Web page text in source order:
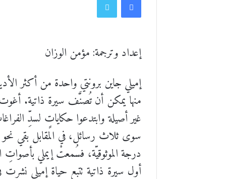
إعداد وترجمة: مؤمن الوزان
إميلي جاين برونتي واحدة من أكثر
منها يمكن أن تُصنَّف سيرة ذاتية. أغوت
غير أصيلة وابتدعوا حكاياتٍ لسدِّ
سوى ثلاث رسائل، في المقابل بقي
درجة الموثوقيّة، فسُمعتْ إيملي